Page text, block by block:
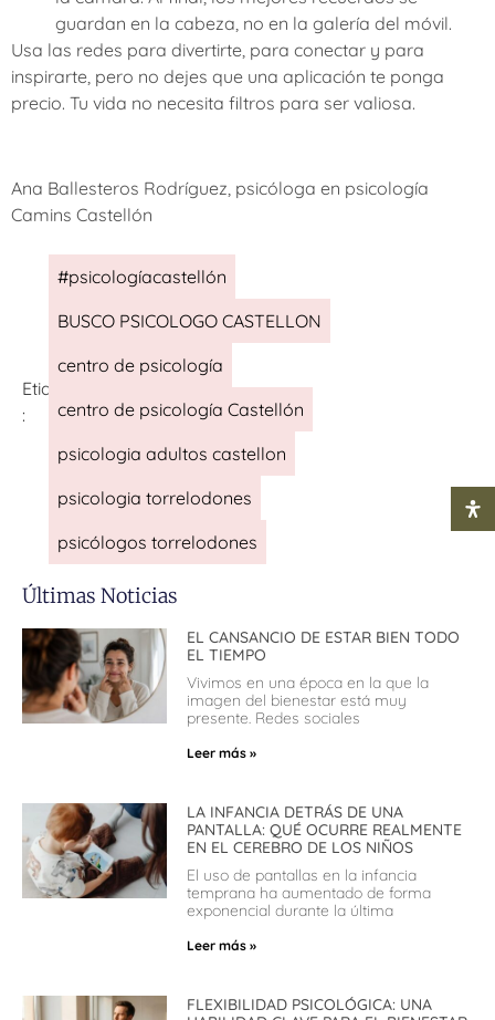
guardan en la cabeza, no en la galería del móvil.
Usa las redes para divertirte, para conectar y para
inspirarte, pero no dejes que una aplicación te ponga
precio. Tu vida no necesita filtros para ser valiosa.
Ana Ballesteros Rodríguez, psicóloga en psicología
Camins Castellón
Etiquetas
:
#psicologíacastellón
BUSCO PSICOLOGO CASTELLON
centro de psicología
centro de psicología Castellón
psicologia adultos castellon
psicologia torrelodones
psicólogos torrelodones
Últimas Noticias
EL CANSANCIO DE ESTAR BIEN TODO
EL TIEMPO
Vivimos en una época en la que la
imagen del bienestar está muy
presente. Redes sociales
Leer más »
LA INFANCIA DETRÁS DE UNA
PANTALLA: QUÉ OCURRE REALMENTE
EN EL CEREBRO DE LOS NIÑOS
El uso de pantallas en la infancia
temprana ha aumentado de forma
exponencial durante la última
Leer más »
FLEXIBILIDAD PSICOLÓGICA: UNA